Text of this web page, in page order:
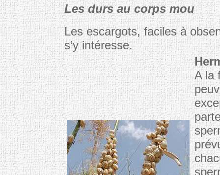
Les durs au corps mou
Les escargots, faciles à
s’y intéresse.
A la